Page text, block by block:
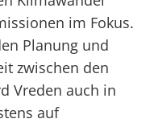
im Fokus.
Planung und
zwischen den
Vreden auch in
auf